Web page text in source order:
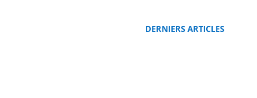
DERNIERS ARTICLES